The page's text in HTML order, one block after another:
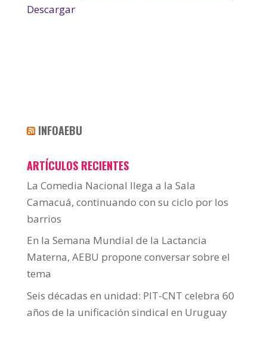
Descargar
INFOAEBU
ARTÍCULOS RECIENTES
La Comedia Nacional llega a la Sala
Camacuá, continuando con su ciclo por los
barrios
En la Semana Mundial de la Lactancia
Materna, AEBU propone conversar sobre el
tema
Seis décadas en unidad: PIT-CNT celebra 60
años de la unificación sindical en Uruguay